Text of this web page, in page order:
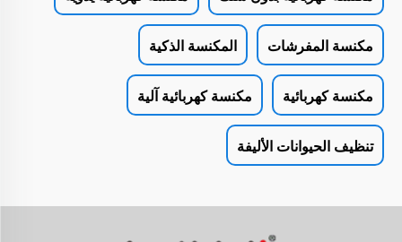
مكنسة المفرشات المكنسة الذكية
مكنسة كهربائية مكنسة كهربائية آلية
تنظيف الحيوانات الأليفة